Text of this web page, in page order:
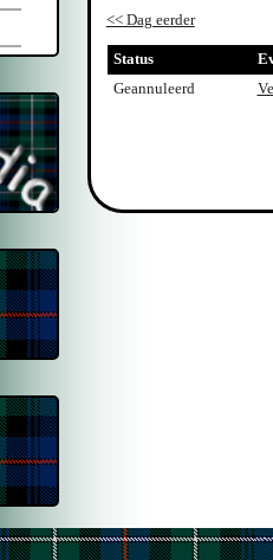
<< Dag eerder
Status
Geannuleerd